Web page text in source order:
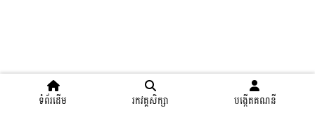
ទំព័រដើម រកវគ្គសិក្សា បង្កើតគណនី